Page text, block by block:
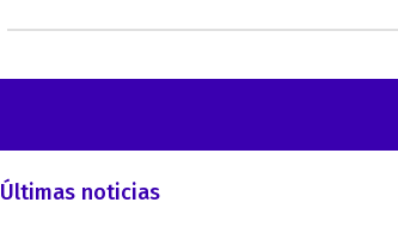
Últimas noticias